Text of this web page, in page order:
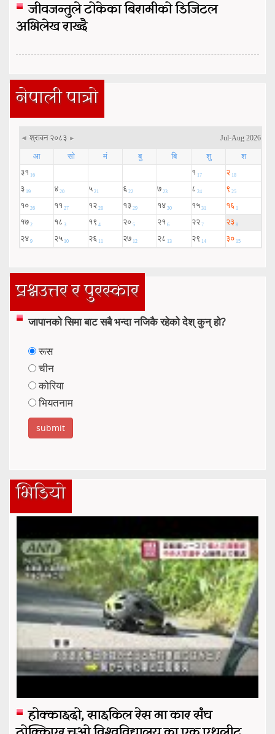
जीवजन्तुले टोकेका बिरामीको डिजिटल
अभिलेख राख्दै
नेपाली पात्रो
प्रश्नउत्तर र पुरस्कार
जापानको सिमा बाट सबै भन्दा नजिकै रहेको देश् कुन् हो?
रूस
चीन
कोरिया
भियतनाम
भिडियो
होक्काइदो, साइकिल रेस मा कार संघ